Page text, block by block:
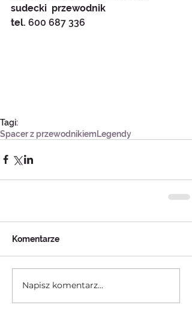
sudecki  przewodnik
tel. 600 687 336
Tagi:
Spacer z przewodnikiem Legendy
Komentarze
Napisz komentarz...